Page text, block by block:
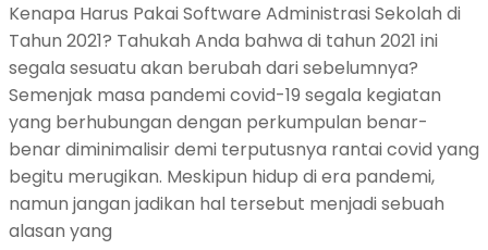
Kenapa Harus Pakai Software Administrasi Sekolah di
Tahun 2021? Tahukah Anda bahwa di tahun 2021 ini
segala sesuatu akan berubah dari sebelumnya?
Semenjak masa pandemi covid-19 segala kegiatan
yang berhubungan dengan perkumpulan benar-
benar diminimalisir demi terputusnya rantai covid yang
begitu merugikan. Meskipun hidup di era pandemi,
namun jangan jadikan hal tersebut menjadi sebuah
alasan yang